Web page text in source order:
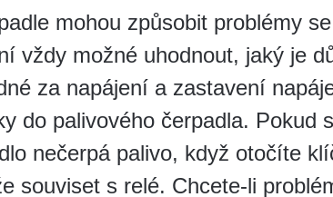
mohou způsobit problémy se
vždy možné uhodnout, jaký je
za napájení a zastavení
do palivového čerpadla. Pokud
nečerpá palivo, když otočíte
souviset s relé. Chcete-li